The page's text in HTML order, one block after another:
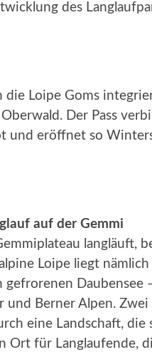
des
die Loipe Goms
Der Pass
und eröffnet so
auf der Gemmi
langläuft,
Loipe liegt
Daubensee
und Berner Alpen.
eine Landschaft, die
Ort für Langlaufende,